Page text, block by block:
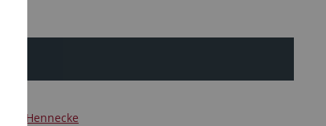
Hennecke